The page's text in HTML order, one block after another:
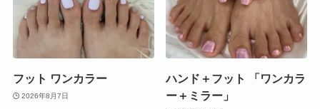
フット ワンカラー
2026年8月7日
ハンド＋フット 「ワンカラ
ー＋ミラー」